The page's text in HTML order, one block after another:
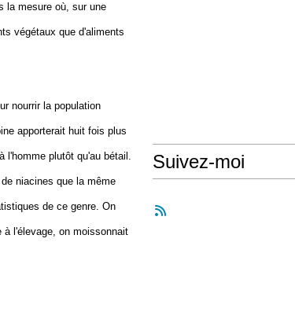
la mesure où, sur une
végétaux que d'aliments
nourrir la population
apporterait huit fois plus
l'homme plutôt qu'au bétail.
niacines que la même
de ce genre. On
l'élevage, on moissonnait
Suivez-moi